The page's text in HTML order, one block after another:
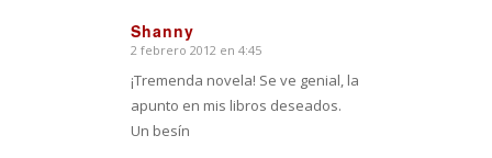
Shanny
Dice:
2 febrero 2012 en 4:45
¡Tremenda novela! Se ve genial, la
apunto en mis libros deseados.
Un besín